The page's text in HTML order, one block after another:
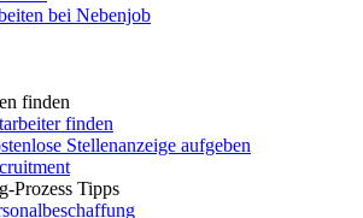
bei Nebenjob
finden
finden
Stellenanzeige aufgeben
Prozess Tipps